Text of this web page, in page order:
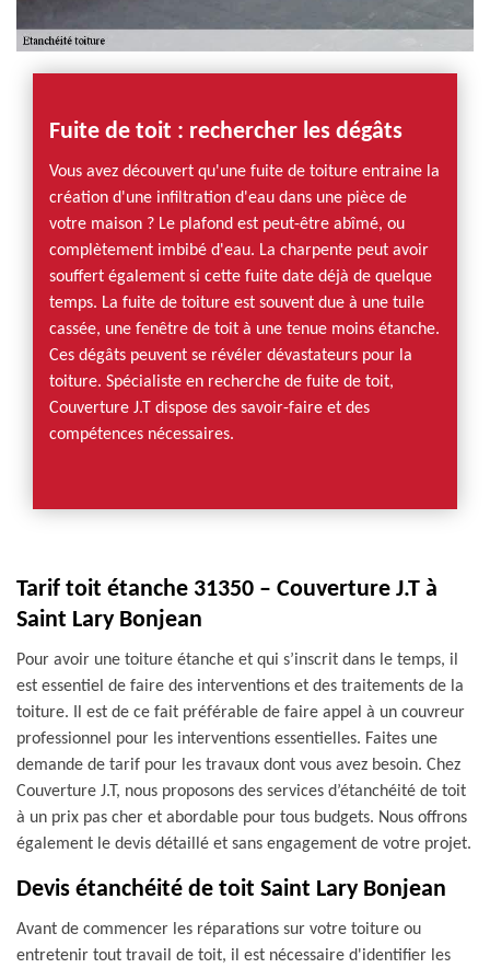
Fuite de toit : rechercher les dégâts
Vous avez découvert qu'une fuite de toiture entraine la
création d'une infiltration d'eau dans une pièce de
votre maison ? Le plafond est peut-être abîmé, ou
complètement imbibé d'eau. La charpente peut avoir
souffert également si cette fuite date déjà de quelque
temps. La fuite de toiture est souvent due à une tuile
cassée, une fenêtre de toit à une tenue moins étanche.
Ces dégâts peuvent se révéler dévastateurs pour la
toiture. Spécialiste en recherche de fuite de toit,
Couverture J.T dispose des savoir-faire et des
compétences nécessaires.
Tarif toit étanche 31350 – Couverture J.T à
Saint Lary Bonjean
Pour avoir une toiture étanche et qui s’inscrit dans le temps, il
est essentiel de faire des interventions et des traitements de la
toiture. Il est de ce fait préférable de faire appel à un couvreur
professionnel pour les interventions essentielles. Faites une
demande de tarif pour les travaux dont vous avez besoin. Chez
Couverture J.T, nous proposons des services d’étanchéité de toit
à un prix pas cher et abordable pour tous budgets. Nous offrons
également le devis détaillé et sans engagement de votre projet.
Devis étanchéité de toit Saint Lary Bonjean
Avant de commencer les réparations sur votre toiture ou
entretenir tout travail de toit, il est nécessaire d'identifier les